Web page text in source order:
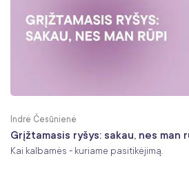
Indrė Česūnienė
Grįžtamasis ryšys: sakau, nes man
Kai kalbamės - kuriame pasitikėjimą.